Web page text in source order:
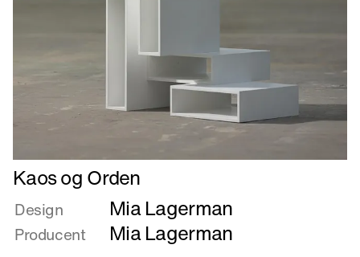
Læs
mere
om
Kaos
og
Kaos og Orden
Design Mia Lagerman
Producent Mia Lagerman